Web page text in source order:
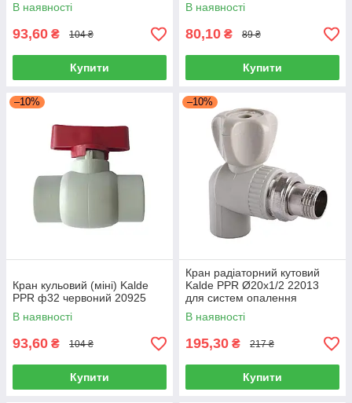
В наявності
93,60 ₴ 104 ₴
Купити
В наявності
80,10 ₴ 89 ₴
Купити
–10%
Кран кульовий (міні) Kalde
PPR ф32 червоний 20925
В наявності
93,60 ₴ 104 ₴
Купити
–10%
Кран радіаторний кутовий
Kalde PPR Ø20x1/2 22013
для систем опалення
В наявності
195,30 ₴ 217 ₴
Купити